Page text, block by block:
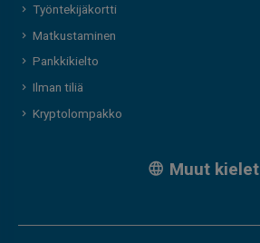
Työntekijäkortti
Matkustaminen
Pankkikielto
Ilman tiliä
Kryptolompakko
Muut kielet